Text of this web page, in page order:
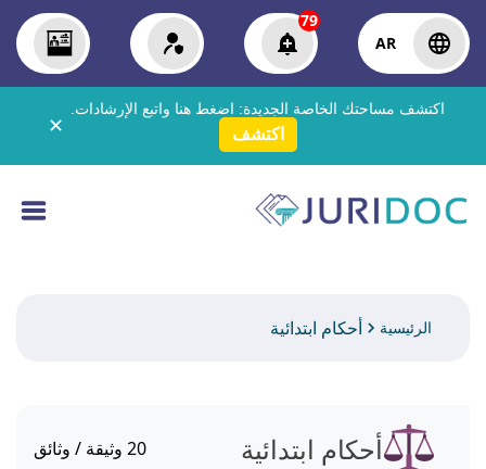
AR
79
اكتشف مساحتك الخاصة الجديدة: اضغط هنا واتبع الإرشادات.
اكتشف ✕
الرئيسية أحكام ابتدائية
أحكام ابتدائية 20 وثيقة / وثائق